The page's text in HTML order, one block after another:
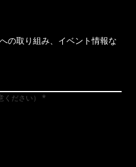
の取り組み、イベント情報な
ださい）